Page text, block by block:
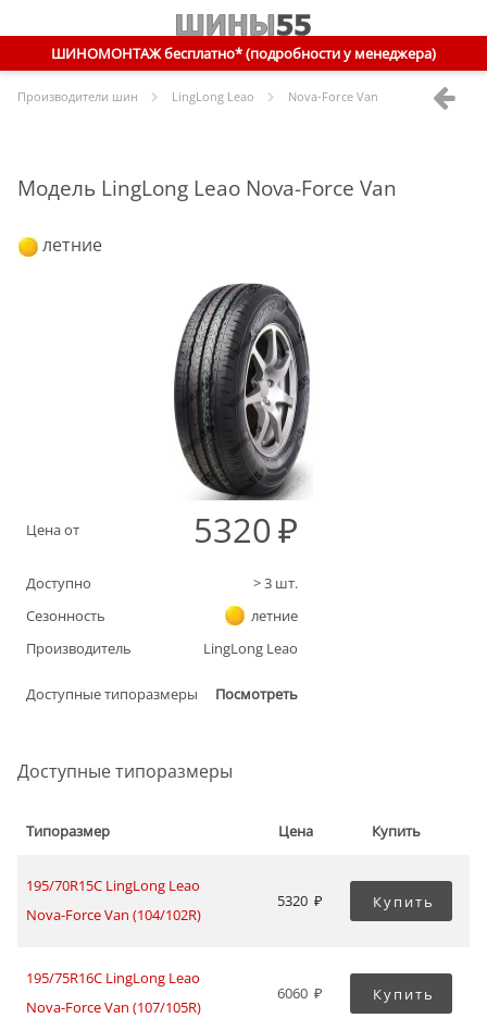
ШИНОМОНТАЖ бесплатно* (подробности у менеджера)
Производители шин LingLong Leao Nova-Force Van
Модель LingLong Leao Nova-Force Van
летние
Цена от 5320
Доступно >3 шт.
Сезонность
летние
Производитель
LingLong Leao
Доступные типоразмеры Посмотреть
Доступные типоразмеры
Типоразмер Цена Купить
195/70R15C LingLong Leao
Nova-Force Van (104/102R)
5320 Купить
195/75R16C LingLong Leao
Nova-Force Van (107/105R)
6060 Купить